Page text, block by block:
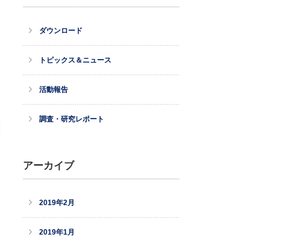
ダウンロード
トピックス＆ニュース
活動報告
調査・研究レポート
アーカイブ
2019年2月
2019年1月